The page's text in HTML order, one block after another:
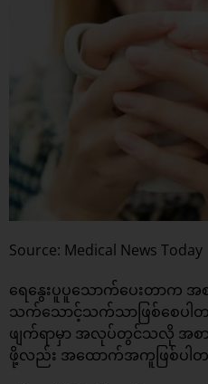
Source: Medical News Today
ရေနွေးပူပူသောက်ပေးတာက အစ
သက်သောင့်သက်သာဖြစ်စေပါတယ်
ဖျက်ရာမှာ အလုပ်တွင်သလို အစာ
ဖို့လည်း အထောက်အကူဖြစ်ပါ